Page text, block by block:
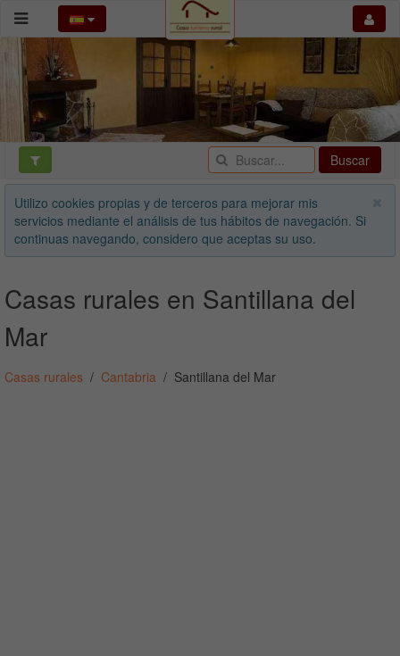
Buscar
Utilizo cookies propias y de terceros para mejorar mis
servicios mediante el análisis de tus hábitos de navegación. Si
continuas navegando, considero que aceptas su uso.
Casas rurales en Santillana del
Mar
Casas rurales Cantabria Santillana del Mar